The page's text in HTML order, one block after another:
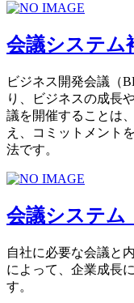
会議システム
ビジネス開発会議（
り、ビジネスの成長
議を開催することは
え、コミットメント
法です。
会議システム
自社に必要な会議と
によって、企業成長
す。